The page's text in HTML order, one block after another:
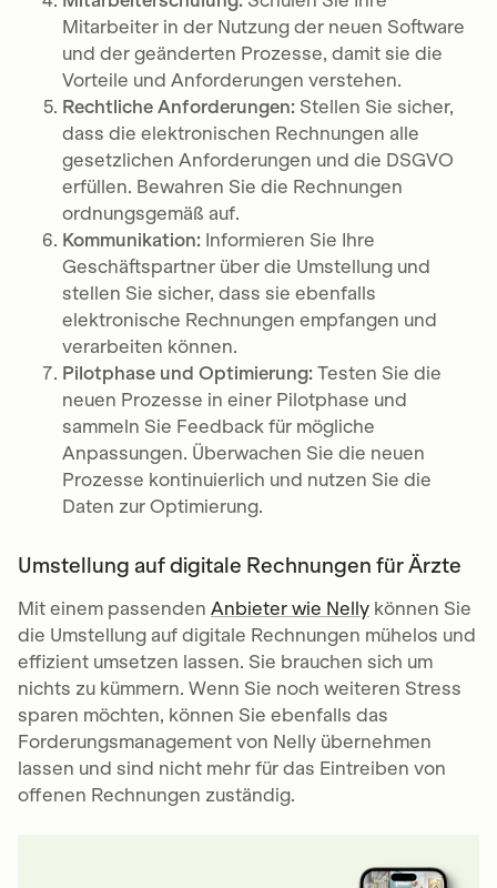
Mitarbeiter in der Nutzung der neuen Software
und der geänderten Prozesse, damit sie die
Vorteile und Anforderungen verstehen.
Rechtliche Anforderungen: Stellen Sie sicher,
dass die elektronischen Rechnungen alle
gesetzlichen Anforderungen und die DSGVO
erfüllen. Bewahren Sie die Rechnungen
ordnungsgemäß auf.
Kommunikation: Informieren Sie Ihre
Geschäftspartner über die Umstellung und
stellen Sie sicher, dass sie ebenfalls
elektronische Rechnungen empfangen und
verarbeiten können.
Pilotphase und Optimierung: Testen Sie die
neuen Prozesse in einer Pilotphase und
sammeln Sie Feedback für mögliche
Anpassungen. Überwachen Sie die neuen
Prozesse kontinuierlich und nutzen Sie die
Daten zur Optimierung.
Umstellung auf digitale Rechnungen für Ärzte
Mit einem passenden Anbieter wie Nelly können Sie
die Umstellung auf digitale Rechnungen mühelos und
effizient umsetzen lassen. Sie brauchen sich um
nichts zu kümmern. Wenn Sie noch weiteren Stress
sparen möchten, können Sie ebenfalls das
Forderungsmanagement von Nelly übernehmen
lassen und sind nicht mehr für das Eintreiben von
offenen Rechnungen zuständig.